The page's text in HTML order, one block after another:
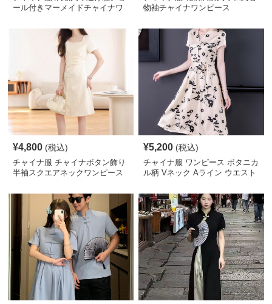
ール付きマーメイドチャイナワ
物袖チャイナワンピース
¥4,800 (税込)
チャイナ服 チャイナボタン飾り
半袖スクエアネックワンピース
¥5,200 (税込)
チャイナ服 ワンピース ボタニカ
ル柄 Vネック Aライン ウエスト